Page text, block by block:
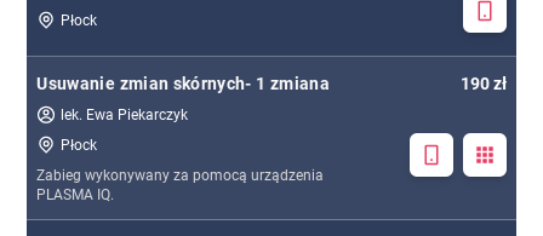
Płock
Usuwanie zmian skórnych- 1 zmiana
Zabieg wykonywany za pomocą urządzenia
PLASMA IQ.
190 zł
lek. Ewa Piekarczyk
Płock